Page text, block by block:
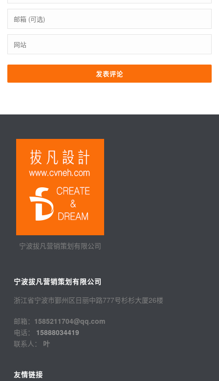
宁波拔凡营销策划有限公司
宁波拔凡营销策划有限公司
浙江省宁波市鄞州区日丽中路777号杉杉大厦26楼
邮箱： 1585211704@qq.com
电话：
15888034419
联系人： 叶
友情链接